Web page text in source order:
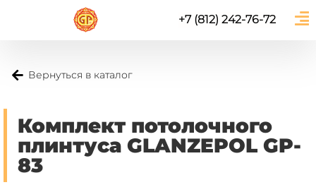
+7 (812) 242-76-72
Вернуться в каталог
Комплект потолочного
плинтуса GLANZEPOL GP-
83